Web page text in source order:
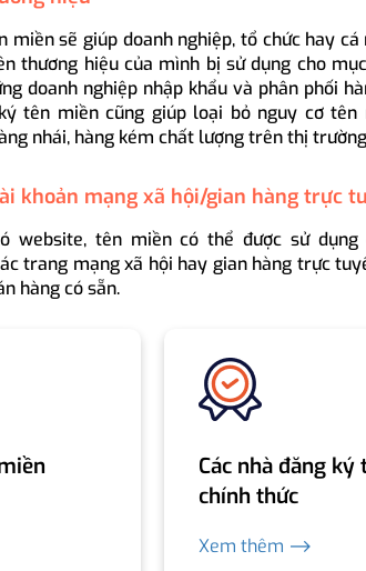
miền sẽ giúp doanh nghiệp, tổ chức hay
thương hiệu của mình bị sử dụng cho
doanh nghiệp nhập khẩu và phân phối
tên miền cũng giúp loại bỏ nguy cơ tên
nhái, hàng kém chất lượng trên thị
khoản mạng xã hội/gian hàng trực
website, tên miền có thể được sử dụng
trang mạng xã hội hay gian hàng trực
hàng có sẵn.
Các nhà đăng ký
chính thức
Xem thêm ⟶